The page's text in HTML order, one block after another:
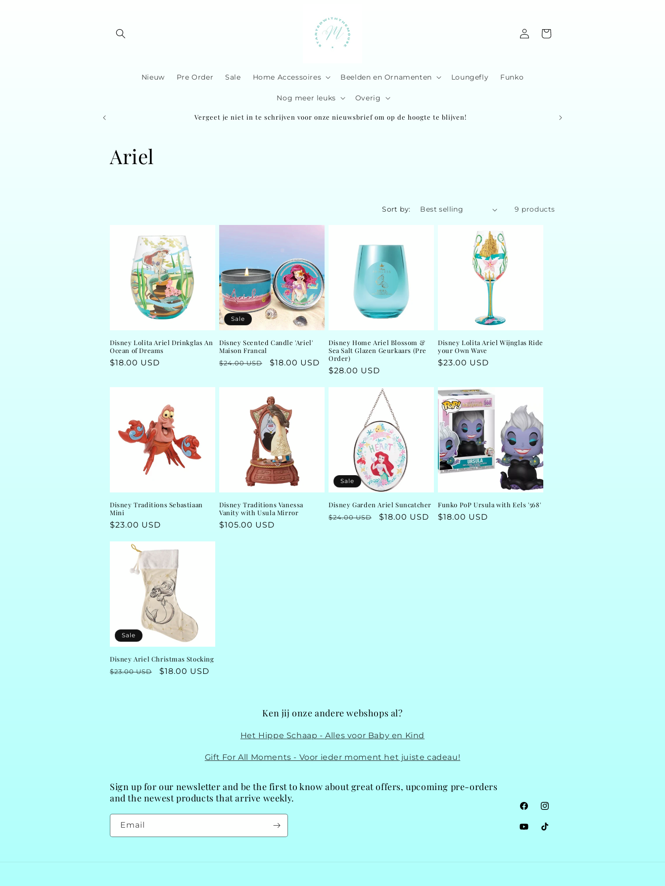
Nieuw Pre Order Sale Home Accessoires Beelden en Ornamenten Loungefly Funko
Nog meer leuks Overig
in
Cart
Vergeet je niet in te schrijven voor onze nieuwsbrief om op de hoogte te blijven!
C
i
o
n
Ariel
Sort by: 9 products
Disney Lolita Ariel Drinkglas An
Ocean of Dreams
Regular
$18.00 USD
Sale
Disney Scented Candle 'Ariel'
Maison Francal
Regular
$24.00 USD
Sale
$18.00 USD
Disney Home Ariel Blossom &
Sea Salt Glazen Geurkaars (Pre
Order)
Regular
$28.00 USD
Disney Lolita Ariel Wijnglas Ride
your Own Wave
Regular
$23.00 USD
Disney Traditions Sebastiaan
Mini
Regular
$23.00 USD
Disney Traditions Vanessa
Vanity with Usula Mirror
Regular
$105.00 USD
Sale
Disney Garden Ariel Suncatcher
Regular
$24.00 USD
Sale
$18.00 USD
Funko PoP Ursula with Eels '568'
Regular
$18.00 USD
Sale
Disney Ariel Christmas Stocking
Regular
$23.00 USD
Sale
$18.00 USD
Ken jij onze andere webshops al?
Het Hippe Schaap - Alles voor Baby en Kind
Gift For All Moments - Voor ieder moment het juiste cadeau!
Sign up for our newsletter and be the first to know about great offers, upcoming pre-orders
and the newest products that arrive weekly.
Email
FacebookInstagram
YouTubeTikTok